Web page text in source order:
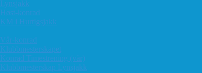
Lynsjakk
Høst-konrad
KM i Hurtigsjakk
Vår-konrad
Klubbmesterskapet
Konrad Timestrening (vår)
Klubbmesterskap Lynsjakk